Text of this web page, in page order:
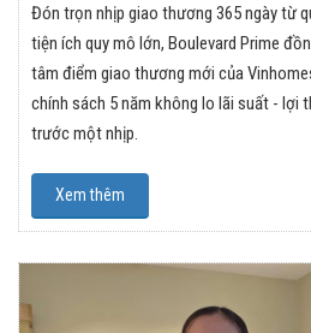
Đón trọn nhịp giao thương 365 ngày từ
tiện ích quy mô lớn, Boulevard Prime
tâm điểm giao thương mới của
chính sách 5 năm không lo lãi suất - lợi
trước một nhịp.
Xem thêm